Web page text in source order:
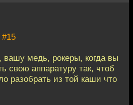
#15
вашу медь, рокеры, когда вы
свою аппаратуру так, чтоб
разобрать из той каши что